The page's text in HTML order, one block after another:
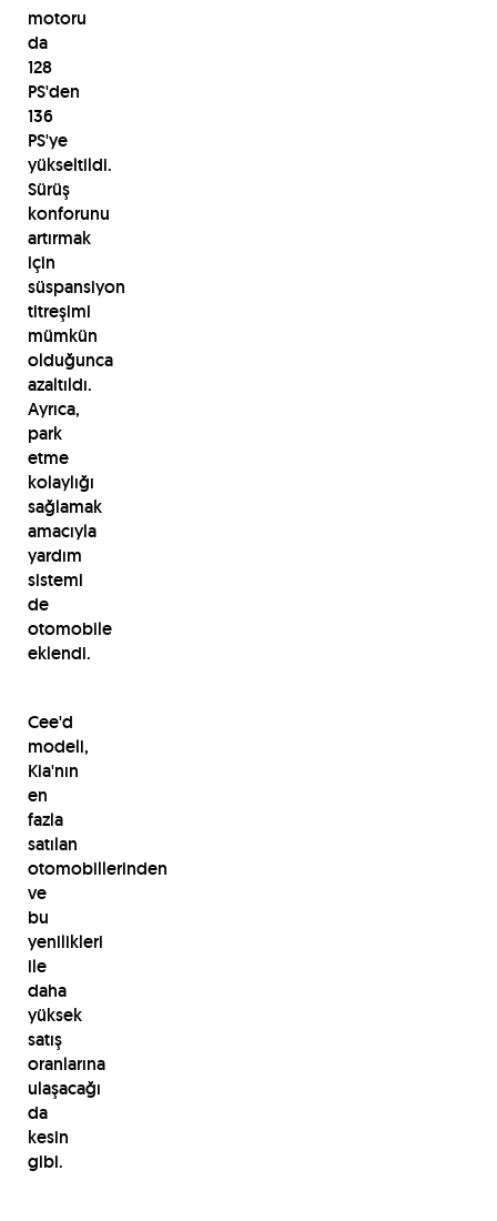
motoru
da
128
PS'den
136
PS'ye
yükseltildi.
Sürüş
konforunu
artırmak
için
süspansiyon
titreşimi
mümkün
olduğunca
azaltıldı.
Ayrıca,
park
etme
kolaylığı
sağlamak
amacıyla
yardım
sistemi
de
otomobile
eklendi.
Cee'd
modeli,
Kia'nın
en
fazla
satılan
otomobillerinden
ve
bu
yenilikleri
ile
daha
yüksek
satış
oranlarına
ulaşacağı
da
kesin
gibi.